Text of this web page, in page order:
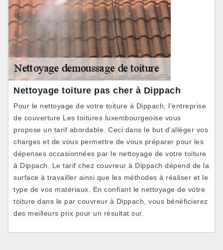
Nettoyage toiture pas cher à Dippach
Pour le nettoyage de votre toiture à Dippach, l’entreprise
de couverture Les toitures luxembourgeoise vous
propose un tarif abordable. Ceci dans le but d’alléger vos
charges et de vous permettre de vous préparer pour les
dépenses occasionnées par le nettoyage de votre toiture
à Dippach. Le tarif chez couvreur à Dippach dépend de la
surface à travailler ainsi que les méthodes à réaliser et le
type de vos matériaux. En confiant le nettoyage de votre
toiture dans le par couvreur à Dippach, vous bénéficierez
des meilleurs prix pour un résultat sur.